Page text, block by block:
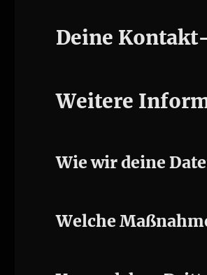
Deine
Weitere
Wie wir deine
Welche